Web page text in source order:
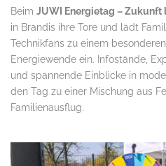
Beim JUWI Energietag – Zukunft
in Brandis ihre Tore und lädt
Technikfans zu einem
Energiewende ein. Infostände,
und spannende Einblicke in
den Tag zu einer Mischung aus
Familienausflug.